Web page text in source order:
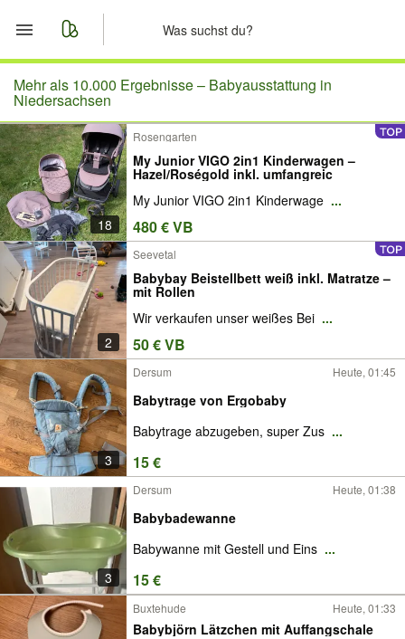
Start
Merkliste
Nachrichten
Anzeige aufgeben
Mehr als 10.000 Ergebnisse – Babyausstattung in
Niedersachsen
18
Rosengarten
My Junior VIGO 2in1 Kinderwagen –
Hazel/Roségold inkl. umfangreic
My Junior VIGO 2in1 Kinderwage ...
480 € VB
2
Seevetal
Babybay Beistellbett weiß inkl. Matratze –
mit Rollen
Wir verkaufen unser weißes Bei ...
50 € VB
3
Dersum Heute, 01:45
Babytrage von Ergobaby
Babytrage abzugeben, super Zus ...
15 €
3
Dersum Heute, 01:38
Babybadewanne
Babywanne mit Gestell und Eins ...
15 €
Buxtehude Heute, 01:33
Babybjörn Lätzchen mit Auffangschale